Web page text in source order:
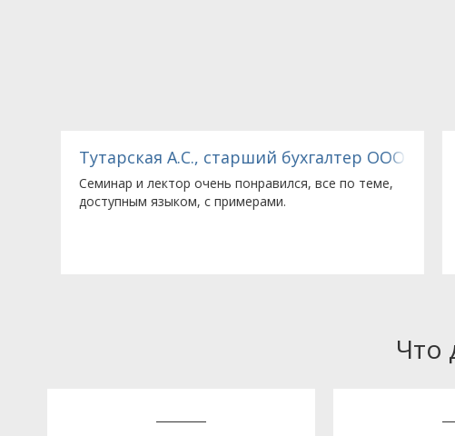
кардолентная фабрика»
Тутарская А.С., старший бухгалтер ООО
Семинар и лектор очень понравился, все по теме,
доступным языком, с примерами.
Что